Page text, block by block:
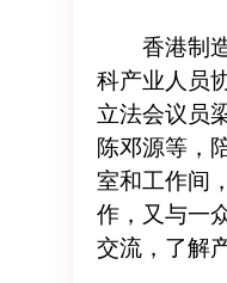
香港制
科产业人员
立法会议员
陈邓源等，
室和工作间
作，又与一
交流，了解